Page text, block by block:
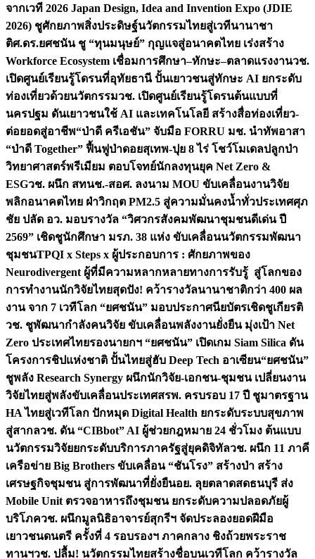
จากเวที 2026 Japan Design, Idea and Invention Expo (JDIE
2026) ชูศักยภาพสิ่งประดิษฐ์นวัตกรรมไทยสู่เวทีนานาชา
ติศ.ดร.ยศชนัน ชู “ทุนมนุษย์” กุญแจสู่อนาคตไทย เร่งสร้าง
Workforce Ecosystem เชื่อมการศึกษา–ทักษะ–ตลาดแรงงานวช.
เปิดศูนย์เรียนรู้โดรนที่อุทัยธานี ปั้นเยาวชนสู่ทักษะ AI ยกระดับ
ท่องเที่ยวด้วยนวัตกรรมวช. เปิดศูนย์เรียนรู้โดรนต้นแบบที่
นครปฐม ดันเยาวชนใช้ AI และเทคโนโลยี สร้างสื่อท่องเที่ยว-
ต่อยอดสู่อาชีพ“ป่าดี ครีเอชัน” จับมือ FORRU มช. นำทัพอาสา
“ป่าดี Together” ฟื้นฟูป่าดอยสุเทพ-ปุย 8 ไร่ โชว์โมเดลปลูกป่า
วิทยาศาสตร์พรีเมียม ตอบโจทย์นักลงทุนยุค Net Zero &
ESGวช. ผนึก สทนช.-สอศ. ลงนาม MOU ขับเคลื่อนงานวิจัย
พลิกอนาคตไทย ฝ่าวิกฤต PM2.5 สู่ความมั่นคงน้ำทั่วประเทศศุภ
ชัย ปลัด อว. มอบรางวัล “วิศวกรสังคมพัฒนาชุมชนดีเด่น ปี
2569” เชิดชูนักศึกษา มรภ. 38 แห่ง ขับเคลื่อนนวัตกรรมพัฒนา
ชุมชนTPQI x Steps x ผู้ประกอบการ : ศักยภาพของ
Neurodivergent ผู้ที่มีความหลากหลายทางการรับรู้ สู่โลกของ
การทำงานนักวิจัยไทยสุดปัง! คว้ารางวัลนานาชาติกว่า 400 ผล
งาน จาก 7 เวทีโลก “ยศชนัน” มอบประกาศนียบัตรเชิดชูเกียรติ
วช. ชูพัฒนากำลังคนวิจัย ขับเคลื่อนพลังงานยั่งยืน มุ่งเป้า Net
Zero ประเทศไทยรองนายกฯ “ยศชนัน” เปิดเกม Siam Silica ดัน
โครงการชิปแห่งชาติ ปั้นไทยสู่ฮับ Deep Tech อาเซียน“ยศชนัน”
ชูพลัง Research Synergy ผนึกนักวิจัย-เอกชน-ชุมชน เปลี่ยนงาน
วิจัยไทยสู่พลังขับเคลื่อนประเทศสรพ. ครบรอบ 17 ปี ชูมาตรฐาน
HA ไทยสู่เวทีโลก ปักหมุด Digital Health ยกระดับระบบสุขภาพ
สู่สากลวช. ดัน “CIBbot” AI ผู้ช่วยกฎหมาย 24 ชั่วโมง ต้นแบบ
นวัตกรรมวิจัยยกระดับบริการภาครัฐสู่ยุคดิจิทัลวช. ผนึก 11 ภาคี
เครือข่าย Big Brothers ขับเคลื่อน “ชันโรง” สร้างป่า สร้าง
เศรษฐกิจชุมชน สู่การพัฒนาที่ยั่งยืนอย. ลุยตลาดสดธนบุรี ส่ง
Mobile Unit ตรวจอาหารถึงชุมชน ยกระดับความปลอดภัยผู้
บริโภควช. ผนึกมูลนิธิอาจารย์สุกรีฯ จัดประลองยอดฝีมือ
เยาวชนดนตรี ครั้งที่ 4 รอบรองฯ ภาคกลาง ชิงถ้วยพระราช
ทานฯวช. ปลื้ม! นวัตกรรมไทยสร้างชื่อบนเวทีโลก คว้ารางวัล